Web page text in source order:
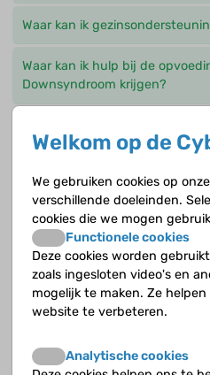
Waar kan ik
Waar kan ik hulp bij de
Downsyndroom krijgen?
Downsyndroom?
Wat is Leespraat?
Andere categorieën
Afweersysteem en
Welkom op de
We gebruiken cookies op
verschillende doeleinden.
cookies die we mogen
Functionele cookies
Deze cookies worden
zoals ingesloten video's en
mogelijk te maken. Ze
website te verbeteren.
Analytische cookies